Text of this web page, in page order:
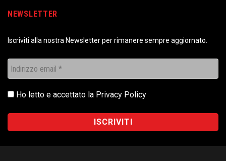
NEWSLETTER
Iscriviti alla nostra Newsletter per rimanere sempre aggiornato.
Ho letto e accettato la Privacy Policy